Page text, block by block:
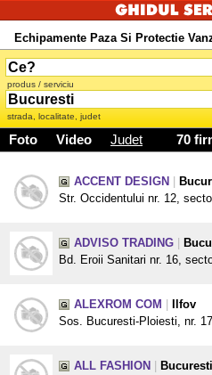
Echipamente Paza Si Protectie
produs / serviciu
strada, localitate, judet
Foto Video Judet 70
ACCENT DESIGN
Str. Occidentului nr. 12,
ADVISO TRADING
Bd. Eroii Sanitari nr. 16,
ALEXROM COM
Ilfov
Sos. Bucuresti-Ploiesti, nr.
ALL FASHION
Bucuresti